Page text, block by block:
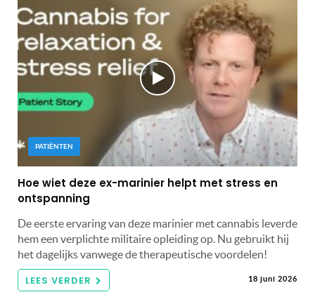
PATIËNTEN
Hoe wiet deze ex-marinier helpt met stress en
ontspanning
De eerste ervaring van deze marinier met cannabis leverde
hem een ​​verplichte militaire opleiding op. Nu gebruikt hij
het dagelijks vanwege de therapeutische voordelen!
LEES VERDER 18 juni 2026